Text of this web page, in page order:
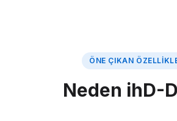
ÖNE ÇIKAN
Neden ihD-